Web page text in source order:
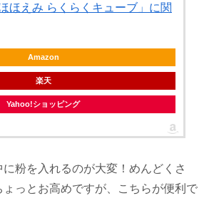
ほえみ らくらくキューブ」に関
Amazon
楽天
Yahoo!ショッピング
粉を入れるのが大変！めんどくさ
っとお高めですが、こちらが便利で